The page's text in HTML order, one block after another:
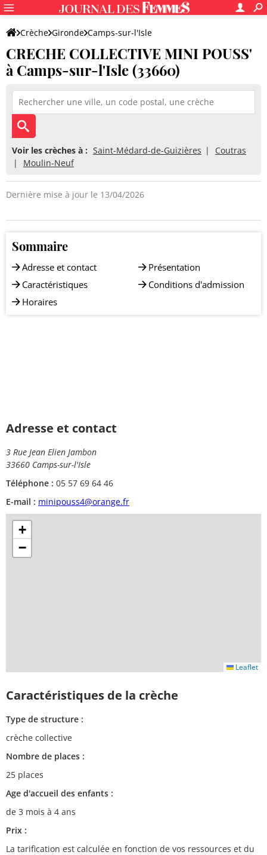
Crèche Gironde Camps-sur-l'Isle
CRECHE COLLECTIVE MINI POUSS'
CRECHE COLLECTIVE MINI POUSS'
à Camps-sur-l'Isle (33660)
Voir les crèches à : Saint-Médard-de-Guizières
Coutras
Moulin-Neuf
Dernière mise à jour le 13/04/2026
Sommaire
Adresse et contact
Caractéristiques
Horaires
Présentation
Conditions d'admission
Adresse et contact
3 Rue Jean Elien Jambon
33660 Camps-sur-l'Isle
Téléphone : 05 57 69 64 46
E-mail : minipouss4@orange.fr
+
−
Leaflet
Caractéristiques de la crèche
Type de structure :
crèche collective
Nombre de places :
25 places
Age d'accueil des enfants :
de 3 mois à 4 ans
Prix :
La tarification est calculée en fonction de vos ressources et du